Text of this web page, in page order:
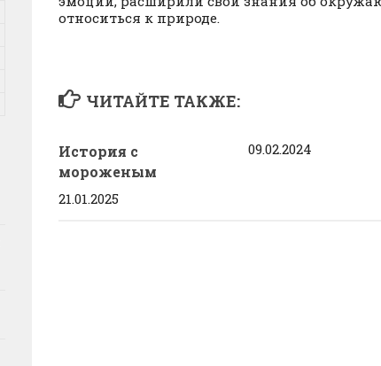
относиться к природе.
ЧИТАЙТЕ ТАКЖЕ:
История с
мороженым
21.01.2025
09.02.2024